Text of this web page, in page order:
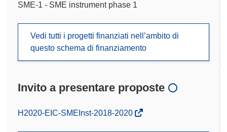
SME-1 - SME instrument phase 1
Vedi tutti i progetti finanziati nell’ambito di
questo schema di finanziamento
Invito a presentare proposte
(si
H2020-EIC-SMEInst-2018-2020